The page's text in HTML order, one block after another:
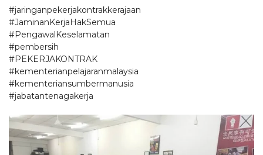
#jaringanpekerjakontrakkerajaan
#JaminanKerjaHakSemua
#PengawalKeselamatan
#pembersih
#PEKERJAKONTRAK
#kementerianpelajaranmalaysia
#kementeriansumbermanusia
#jabatantenagakerja